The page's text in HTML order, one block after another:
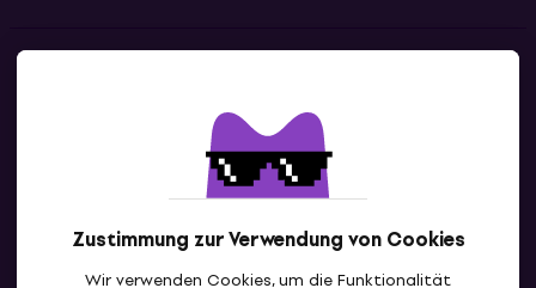
Zustimmung zur Verwendung von Cookies
Wir verwenden Cookies, um die Funktionalität
Kontaktiere uns